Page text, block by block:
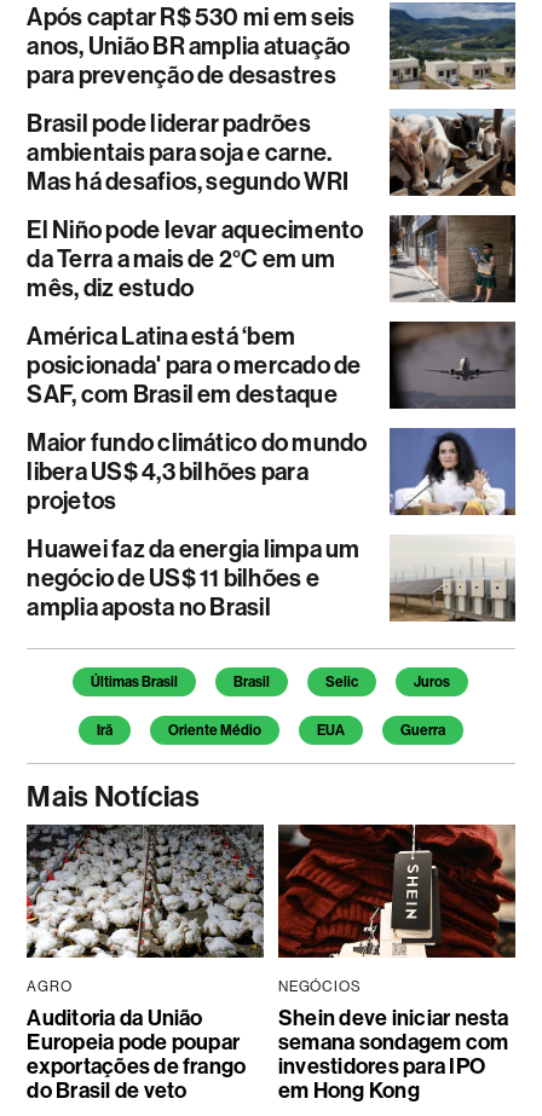
Após captar R$ 530 mi em seis
anos, União BR amplia atuação
para prevenção de desastres
Brasil pode liderar padrões
ambientais para soja e carne.
Mas há desafios, segundo WRI
El Niño pode levar aquecimento
da Terra a mais de 2°C em um
mês, diz estudo
América Latina está ‘bem
posicionada' para o mercado de
SAF, com Brasil em destaque
Maior fundo climático do mundo
libera US$ 4,3 bilhões para
projetos
Huawei faz da energia limpa um
negócio de US$ 11 bilhões e
amplia aposta no Brasil
Temas deste artigo
Últimas Brasil Brasil Selic Juros
Irã Oriente Médio EUA Guerra
Mais Notícias
AGRO
Auditoria da União
Europeia pode poupar
exportações de frango
do Brasil de veto
NEGÓCIOS
Shein deve iniciar nesta
semana sondagem com
investidores para IPO
em Hong Kong